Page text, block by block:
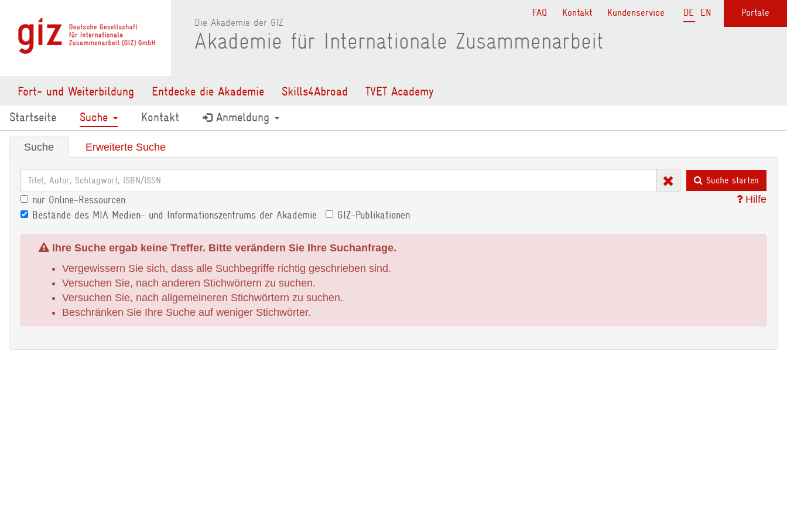
FAQ Kontakt Kundenservice DE EN Portale
Die Akademie der GIZ
Akademie für Internationale Zusammenarbeit
Fort- und Weiterbildung Entdecke die Akademie Skills4Abroad
TVET Academy
Startseite
Suche Kontakt Anmeldung
Suche Erweiterte Suche
Suche starten
Hilfe
nur Online-Ressourcen
Bestände des MIA Medien- und Informationszentrums der Akademie
GIZ-Publikationen
Ihre Suche ergab keine Treffer. Bitte verändern Sie Ihre Suchanfrage.
Vergewissern Sie sich, dass alle Suchbegriffe richtig geschrieben sind.
Versuchen Sie, nach anderen Stichwörtern zu suchen.
Versuchen Sie, nach allgemeineren Stichwörtern zu suchen.
Beschränken Sie Ihre Suche auf weniger Stichwörter.